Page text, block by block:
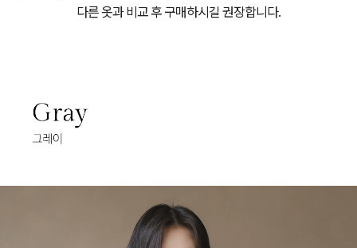
다른 옷과 비교 후 구매하시길 권장합니다.